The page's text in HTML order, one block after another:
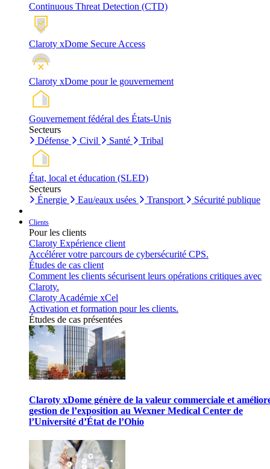
Continuous Threat Detection (CTD)
Claroty xDome Secure Access
Claroty xDome pour le gouvernement
Gouvernement fédéral des États-Unis
Secteurs
Défense
Civil Santé Tribal
État, local et éducation (SLED)
Secteurs
Énergie
Eau/eaux usées Transport Sécurité publique
Clients
Pour les clients
Claroty Expérience client
Accélérer votre parcours de cybersécurité CPS.
Études de cas client
Comment les clients sécurisent leurs opérations critiques avec
Claroty.
Claroty Académie xCel
Activation et formation pour les clients.
Études de cas présentées
Claroty xDome génère de la valeur commerciale et
gestion de l’exposition au Wexner Medical Center de
l’Université d’État de l’Ohio